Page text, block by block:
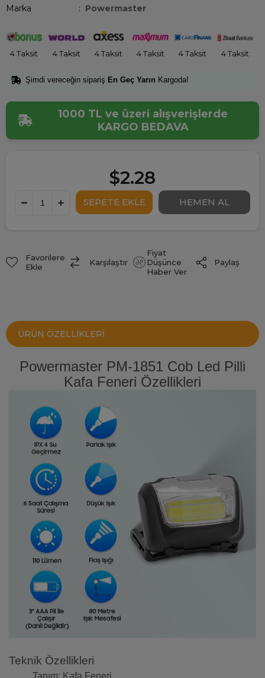
Marka : Powermaster
4 Taksit 4 Taksit 4 Taksit 4 Taksit 4 Taksit 4 Taksit
Şimdi vereceğin sipariş En Geç Yarın Kargoda!
1000 TL ve üzeri alışverişlerde
KARGO BEDAVA
$2.28
Favorilere
Ekle
Karşılaştır
Fiyat
Düşünce
Haber Ver
Paylaş
ÜRÜN ÖZELLIKLERI
Powermaster PM-1851 Cob Led Pilli
Kafa Feneri Özellikleri
Teknik Özellikleri